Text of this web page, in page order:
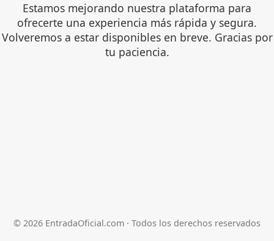
Estamos mejorando nuestra plataforma para
ofrecerte una experiencia más rápida y segura.
Volveremos a estar disponibles en breve. Gracias por
tu paciencia.
© 2026 EntradaOficial.com · Todos los derechos reservados